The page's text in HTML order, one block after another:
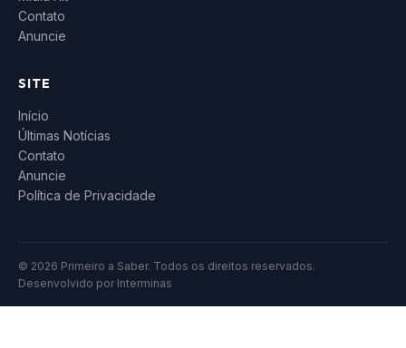
Contato
Anuncie
SITE
Início
Últimas Notícias
Contato
Anuncie
Política de Privacidade
© 2026 Primeiro a Saber. Todos os direitos reservados.
Desenvolvido por Interminas